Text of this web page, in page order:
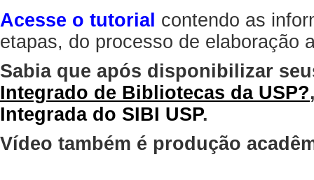
Acesse o tutorial contendo as
etapas, do processo de elaboração
Sabia que após disponibilizar
Integrado de Bibliotecas da USP?
Integrada do SIBI USP.
Vídeo também é produção